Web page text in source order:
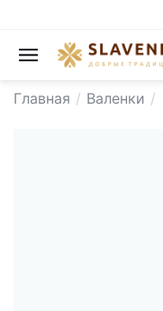
Главная / Валенки /